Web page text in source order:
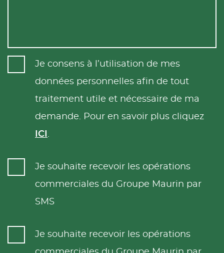
Je consens à l’utilisation de mes
données personnelles afin de tout
traitement utile et nécessaire de ma
demande. Pour en savoir plus cliquez
ICI .
Je souhaite recevoir les opérations
commerciales du Groupe Maurin par
SMS
Je souhaite recevoir les opérations